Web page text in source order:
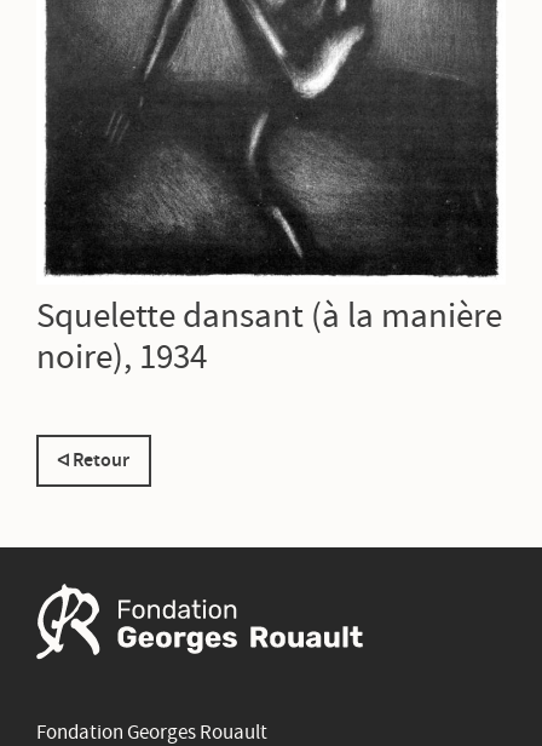
Squelette dansant (à la manière
noire), 1934
Retour
Fondation Georges Rouault